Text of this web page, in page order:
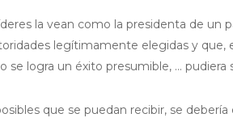
la vean como la presidenta de un
legítimamente elegidas y que,
se logra un éxito presumible, … pudiera
que se puedan recibir, se